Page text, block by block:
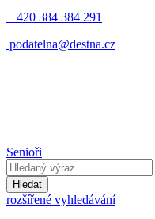
+420 384 384 291
podatelna@destna.cz
Senioři
Hledat
rozšířené vyhledávání